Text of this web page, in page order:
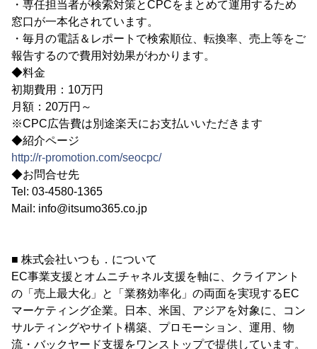
・専任担当者が検索対策とCPCをまとめて運用するため
窓口が一本化されています。
・毎月の電話＆レポートで検索順位、転換率、売上等をご
報告するので費用対効果がわかります。
◆料金
初期費用：10万円
月額：20万円～
※CPC広告費は別途楽天にお支払いいただきます
◆紹介ページ
http://r-promotion.com/seocpc/
◆お問合せ先
Tel: 03-4580-1365
Mail: info@itsumo365.co.jp
■ 株式会社いつも．について
EC事業支援とオムニチャネル支援を軸に、クライアント
の「売上最大化」と「業務効率化」の両面を実現するEC
マーケティング企業。日本、米国、アジアを対象に、コン
サルティングやサイト構築、プロモーション、運用、物
流・バックヤード支援をワンストップで提供しています。